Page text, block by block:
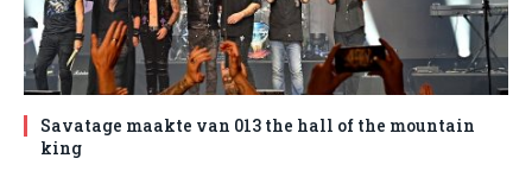
Savatage maakte van 013 the hall of the mountain
king